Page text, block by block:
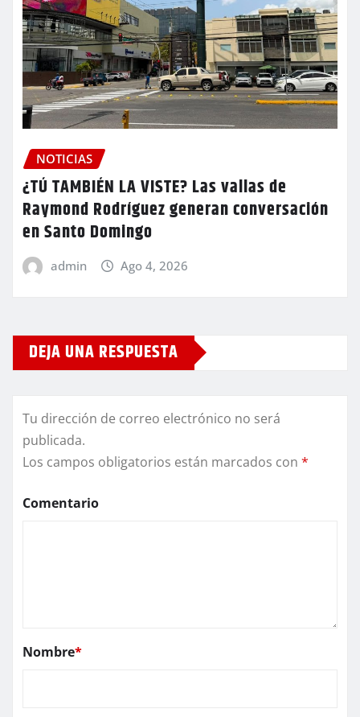
NOTICIAS
¿TÚ TAMBIÉN LA VISTE? Las vallas de
Raymond Rodríguez generan conversación
en Santo Domingo
admin Ago 4, 2026
DEJA UNA RESPUESTA
Tu dirección de correo electrónico no será
publicada.
Los campos obligatorios están marcados con *
Comentario
Nombre*